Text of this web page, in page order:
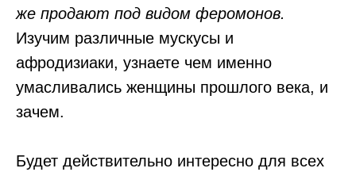
же продают под видом феромонов. ⠀
Изучим различные мускусы и
афродизиаки, узнаете чем именно
умасливались женщины прошлого века, и
зачем.⠀
Будет действительно интересно для всех